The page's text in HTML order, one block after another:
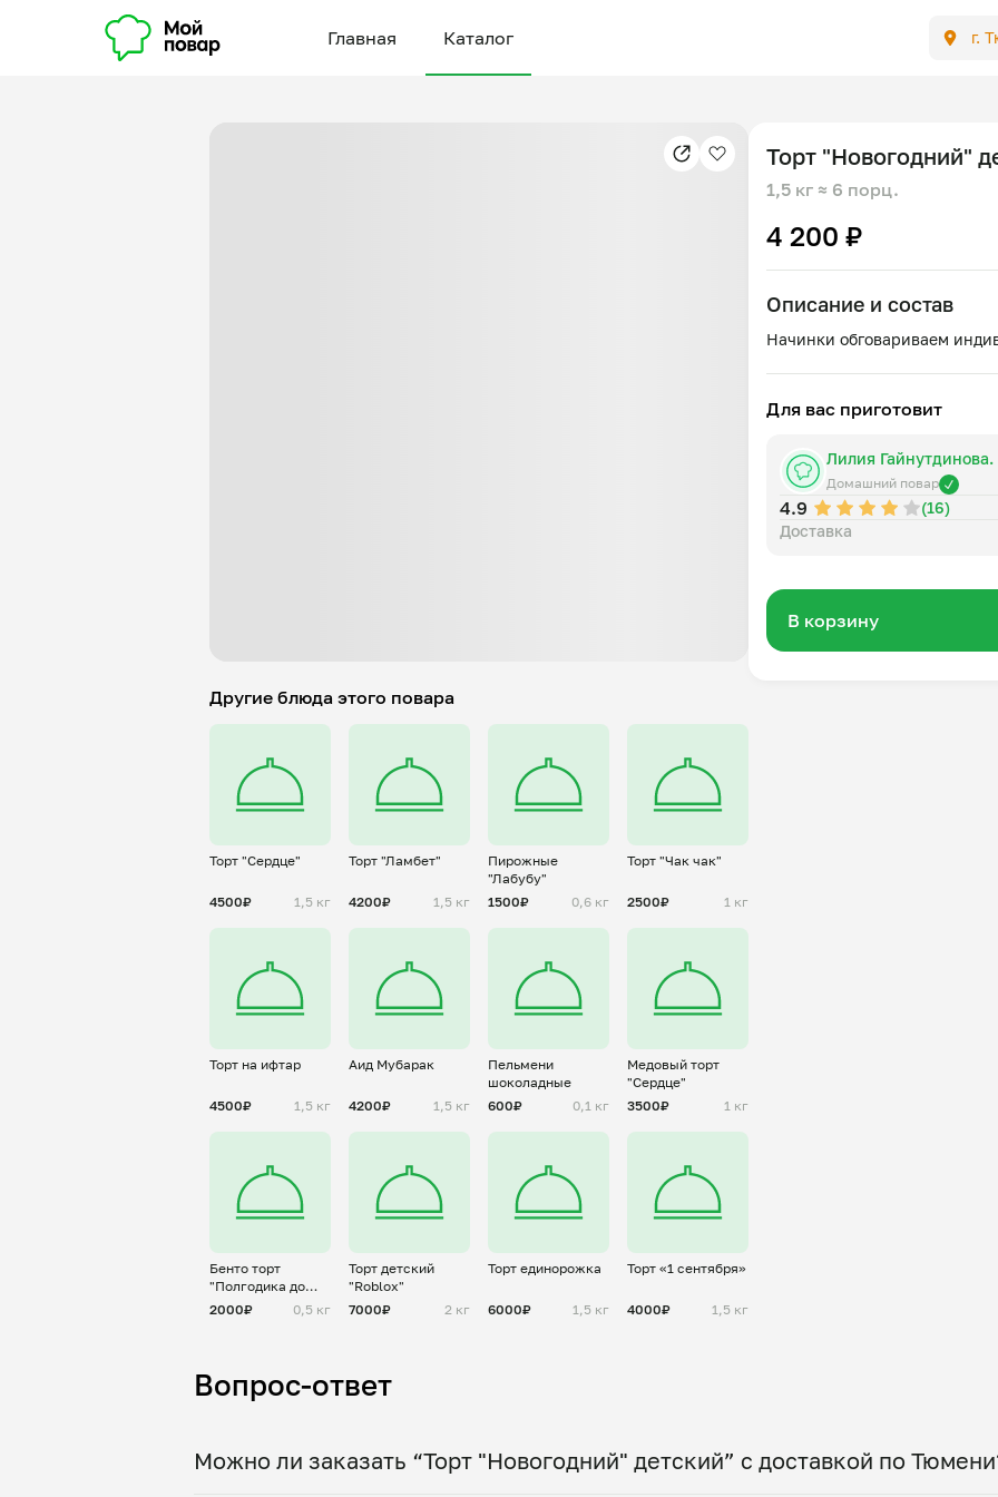
Главная Каталог г.
Другие блюда этого повара
Торт "Сердце"
4500₽ 1,5 кг
Торт "Ламбет"
4200₽ 1,5 кг
Пирожные
"Лабубу"
1500₽
0,6 кг
Торт "Чак чак"
2500₽ 1 кг
Торт на ифтар
4500₽ 1,5 кг
Аид Мубарак
4200₽ 1,5 кг
Пельмени
шоколадные
600₽
0,1 кг
Медовый торт
"Сердце"
3500₽
1 кг
Бенто торт
"Полгодика до
годика"
2000₽ 0,5 кг
Торт детский
"Roblox"
7000₽
2 кг
Торт единорожка
6000₽ 1,5 кг
Торт «1 сентября»
4000₽ 1,5 кг
Торт "Новогодний"
1,5 кг ≈ 6 порц.
4 200 ₽
Описание и состав
Для вас приготовит
Домашний повар
4.9
(16)
Доставка
В корзину
Вопрос-ответ
Можно ли заказать “Торт "Новогодний" детский” с доставкой по